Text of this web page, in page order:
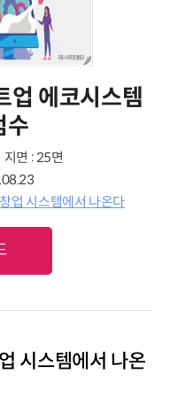
업 에코시스템
수
지면 : 25면
업 시스템에서 나온다
시스템에서 나온